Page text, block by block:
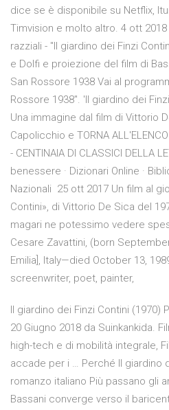
dice se è disponibile su Netflix,
Timvision e molto altro. 4 ott
razziali - "Il giardino dei Finzi
e Dolfi e proiezione del film di
San Rossore 1938 Vai al
Rossore 1938". 'Il giardino dei
Una immagine dal film di Vittorio
Capolicchio e TORNA ALL'ELENCO
- CENTINAIA DI CLASSICI DELLA
benessere · Dizionari Online ·
Nazionali 25 ott 2017 Un film al
Contini», di Vittorio De Sica del
magari ne potessimo vedere
Cesare Zavattini, (born
Emilia], Italy—died October 13,
screenwriter, poet, painter,
Il giardino dei Finzi Contini
20 Giugno 2018 da Suinkankida.
high-tech e di mobilità integrale,
accade per i … Perché Il giardino
romanzo italiano Più passano gli
Bassani converge verso il